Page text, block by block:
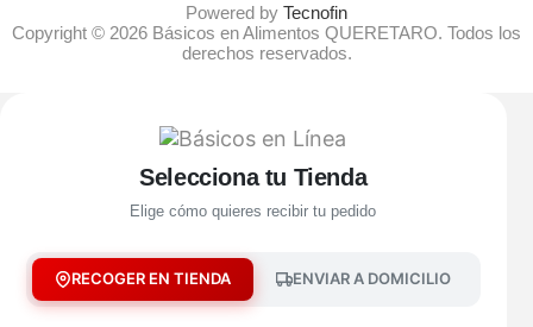
Powered by Tecnofin
Copyright © 2026 Básicos en Alimentos QUERETARO. Todos los
derechos reservados.
Selecciona tu Tienda
Elige cómo quieres recibir tu pedido
RECOGER EN TIENDA ENVIAR A DOMICILIO